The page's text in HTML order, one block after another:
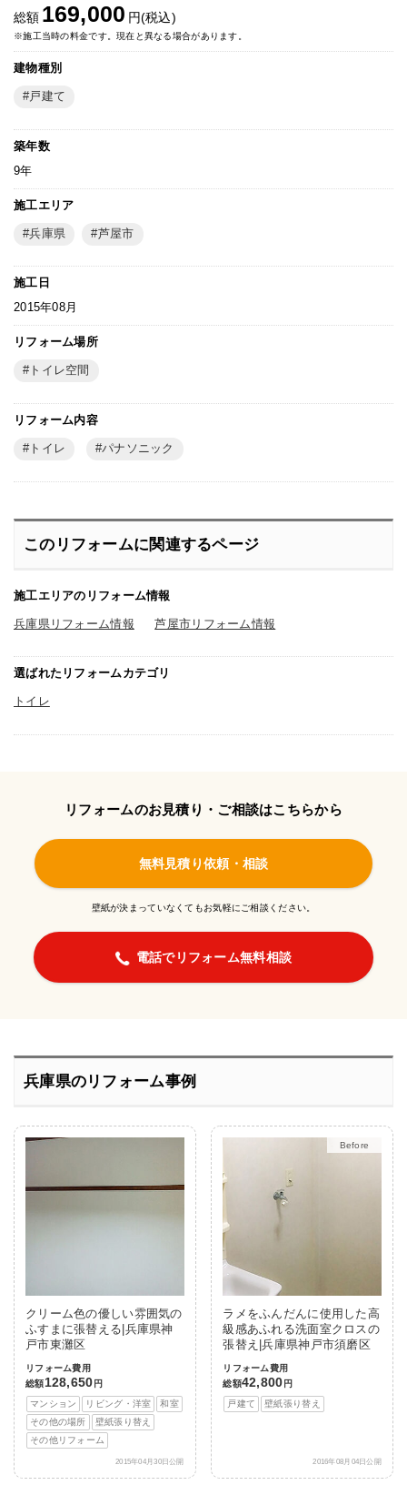
総額 169,000 円(税込)
※施工当時の料金です。現在と異なる場合があります。
建物種別
戸建て
築年数
9年
施工エリア
兵庫県 芦屋市
施工日
2015年08月
リフォーム場所
トイレ空間
リフォーム内容
トイレ パナソニック
このリフォームに関連するページ
施工エリアのリフォーム情報
兵庫県リフォーム情報 芦屋市リフォーム情報
選ばれたリフォームカテゴリ
トイレ
リフォームのお見積り・ご相談はこちらから
無料見積り依頼・相談
壁紙が決まっていなくてもお気軽にご相談ください。
電話でリフォーム無料相談
兵庫県のリフォーム事例
クリーム色の優しい雰囲気の
ふすまに張替える|兵庫県神
戸市東灘区
リフォーム費用
総額128,650 円
マンション
リビング・洋室
和室
その他の場所
壁紙張り替え
その他リフォーム
2015年04月30日公開
After
ラメをふんだんに使用した高
級感あふれる洗面室クロスの
張替え|兵庫県神戸市須磨区
リフォーム費用
総額42,800 円
戸建て
壁紙張り替え
2016年08月04日公開